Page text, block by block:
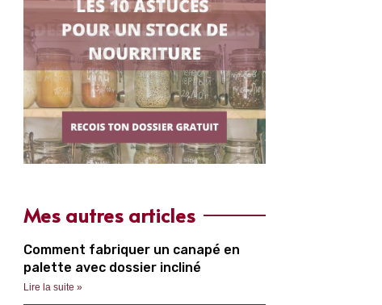
Mes autres articles
Comment fabriquer un canapé en
palette avec dossier incliné
Lire la suite »